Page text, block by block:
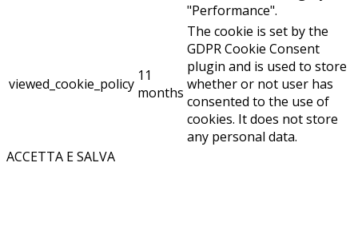
"Performance".
viewed_cookie_policy 11
months
The cookie is set by the
GDPR Cookie Consent
plugin and is used to store
whether or not user has
consented to the use of
cookies. It does not store
any personal data.
ACCETTA E SALVA